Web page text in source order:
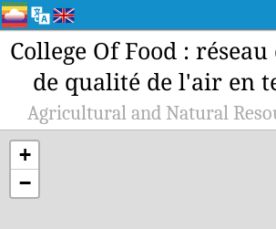
College Of Food :
de qualité de l'air en
Agricultural and Natural
+
−